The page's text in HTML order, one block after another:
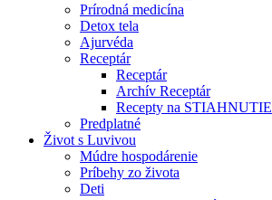
Prírodná medicína
Detox tela
Ajurvéda
Receptár
Receptár
Archív Receptár
Recepty na STIAHNUTIE
Predplatné
Život s Luvivou
Múdre hospodárenie
Príbehy zo života
Deti